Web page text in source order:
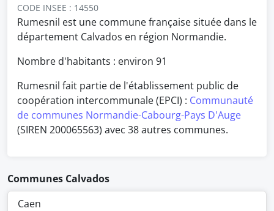
CODE INSEE : 14550
Rumesnil est une commune française située dans le
département Calvados en région Normandie.
Nombre d'habitants : environ 91
Rumesnil fait partie de l'établissement public de
coopération intercommunale (EPCI) : Communauté
de communes Normandie-Cabourg-Pays D'Auge
(SIREN 200065563) avec 38 autres communes.
Communes Calvados
Caen